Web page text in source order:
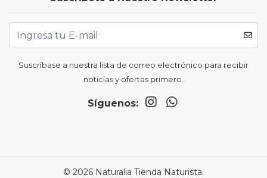
Suscríbase a nuestra lista de correo electrónico para recibir
noticias y ofertas primero.
Síguenos:
© 2026 Naturalia Tienda Naturista.